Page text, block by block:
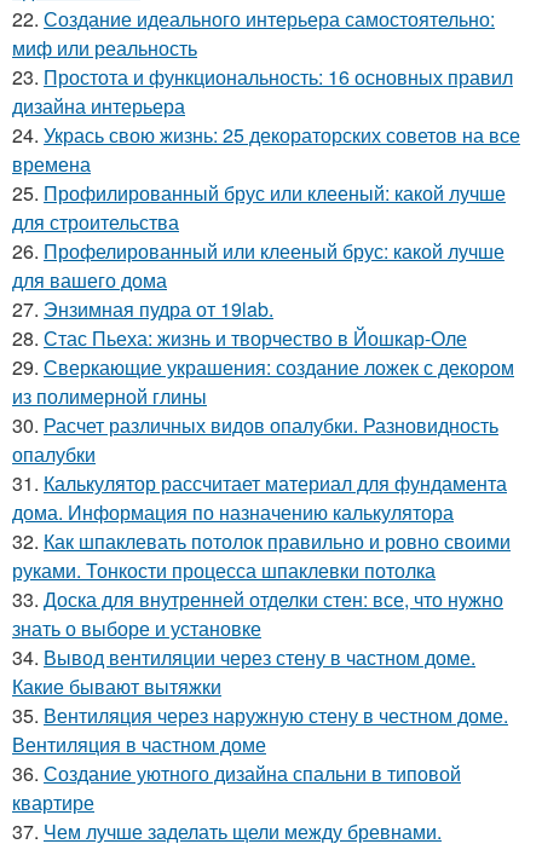
22. Создание идеального интерьера самостоятельно:
миф или реальность
23. Простота и функциональность: 16 основных правил
дизайна интерьера
24. Укрась свою жизнь: 25 декораторских советов на все
времена
25. Профилированный брус или клееный: какой лучше
для строительства
26. Профелированный или клееный брус: какой лучше
для вашего дома
27. Энзимная пудра от 19lab.
28. Стас Пьеха: жизнь и творчество в Йошкар-Оле
29. Сверкающие украшения: создание ложек с декором
из полимерной глины
30. Расчет различных видов опалубки. Разновидность
опалубки
31. Калькулятор рассчитает материал для фундамента
дома. Информация по назначению калькулятора
32. Как шпаклевать потолок правильно и ровно своими
руками. Тонкости процесса шпаклевки потолка
33. Доска для внутренней отделки стен: все, что нужно
знать о выборе и установке
34. Вывод вентиляции через стену в частном доме.
Какие бывают вытяжки
35. Вентиляция через наружную стену в честном доме.
Вентиляция в частном доме
36. Создание уютного дизайна спальни в типовой
квартире
37. Чем лучше заделать щели между бревнами.